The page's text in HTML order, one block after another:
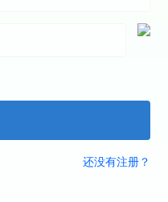
还没有注册？